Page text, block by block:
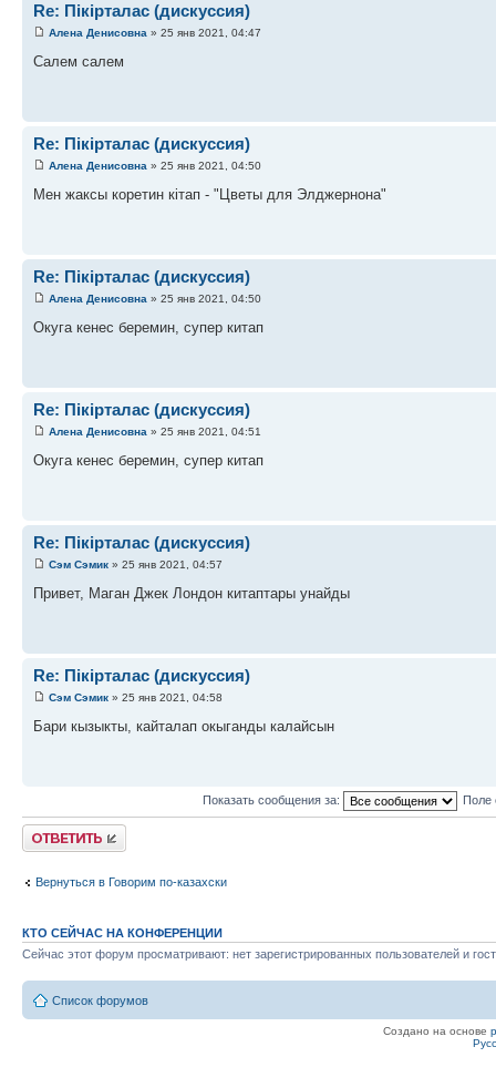
Re: Пікірталас (дискуссия)
Алена Денисовна » 25 янв 2021, 04:47
Салем салем
Re: Пікірталас (дискуссия)
Алена Денисовна » 25 янв 2021, 04:50
Мен жаксы коретин кітап - "Цветы для Элджернона"
Re: Пікірталас (дискуссия)
Алена Денисовна » 25 янв 2021, 04:50
Окуга кенес беремин, супер китап
Re: Пікірталас (дискуссия)
Алена Денисовна » 25 янв 2021, 04:51
Окуга кенес беремин, супер китап
Re: Пікірталас (дискуссия)
Сэм Сэмик » 25 янв 2021, 04:57
Привет, Маган Джек Лондон китаптары унайды
Re: Пікірталас (дискуссия)
Сэм Сэмик » 25 янв 2021, 04:58
Бари кызыкты, кайталап окыганды калайсын
Показать сообщения за: Поле
Ответить
Вернуться в Говорим по-казахски
КТО СЕЙЧАС НА КОНФЕРЕНЦИИ
Сейчас этот форум просматривают: нет зарегистрированных пользователей и
Список форумов
Создано на основе